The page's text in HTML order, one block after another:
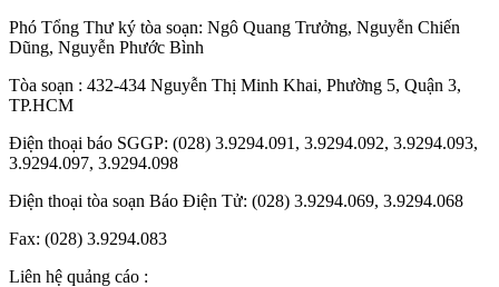
Phó Tổng Thư ký tòa soạn: Ngô Quang Trưởng, Nguyễn Chiến
Dũng, Nguyễn Phước Bình
Tòa soạn : 432-434 Nguyễn Thị Minh Khai, Phường 5, Quận 3,
TP.HCM
Điện thoại báo SGGP: (028) 3.9294.091, 3.9294.092, 3.9294.093,
3.9294.097, 3.9294.098
Điện thoại tòa soạn Báo Điện Tử: (028) 3.9294.069, 3.9294.068
Fax: (028) 3.9294.083
Liên hệ quảng cáo :